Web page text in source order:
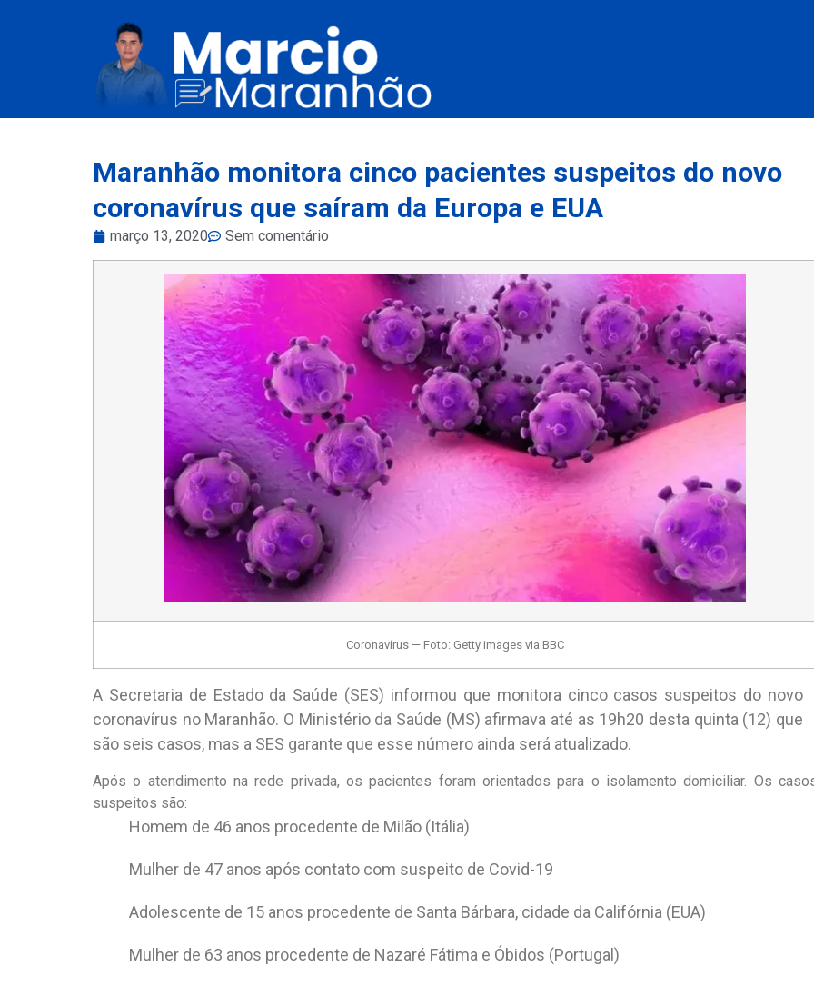
Maranhão monitora cinco pacientes suspeitos do novo
coronavírus que saíram da Europa e EUA
março 13, 2020 Sem comentário
Coronavírus — Foto: Getty images via BBC
A Secretaria de Estado da Saúde (SES) informou que monitora cinco casos suspeitos do novo
coronavírus no Maranhão. O Ministério da Saúde (MS) afirmava até as 19h20 desta quinta (12) que
são seis casos, mas a SES garante que esse número ainda será atualizado.
Após o atendimento na rede privada, os pacientes foram orientados para o isolamento domiciliar. Os
suspeitos são:
Homem de 46 anos procedente de Milão (Itália)
Mulher de 47 anos após contato com suspeito de Covid-19
Adolescente de 15 anos procedente de Santa Bárbara, cidade da Califórnia (EUA)
Mulher de 63 anos procedente de Nazaré Fátima e Óbidos (Portugal)